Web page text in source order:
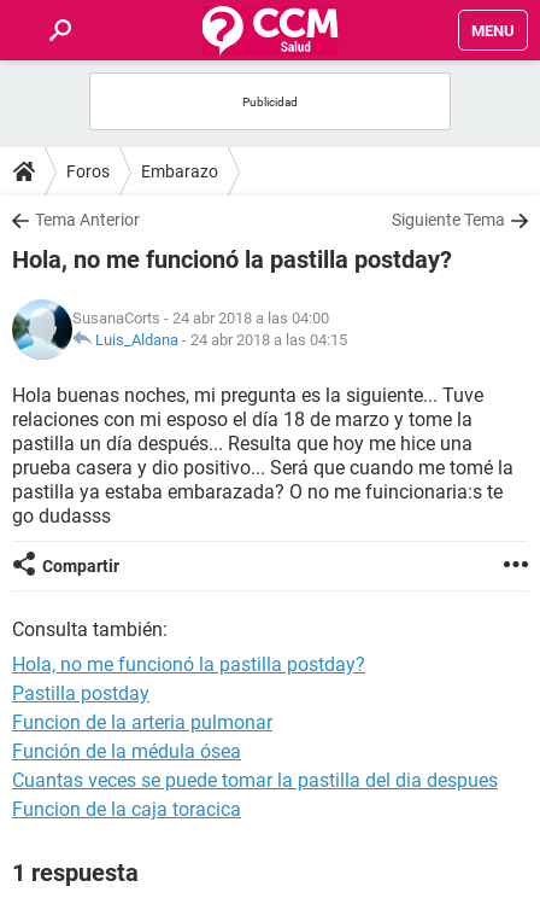
MENU
FOROS
SALUD
FAMILIA
NUTRICIÓN
BIENESTAR
SEXUALIDAD
GLOSARIO
Foros Embarazo
Tema Anterior Siguiente Tema
Hola, no me funcionó la pastilla postday?
SusanaCorts - 24 abr 2018 a las 04:00
Luis_Aldana - 24 abr 2018 a las 04:15
Hola buenas noches, mi pregunta es la siguiente... Tuve
relaciones con mi esposo el día 18 de marzo y tome la
pastilla un día después... Resulta que hoy me hice una
prueba casera y dio positivo... Será que cuando me tomé la
pastilla ya estaba embarazada? O no me fuincionaria:s te
go dudasss
Compartir
Consulta también:
Hola, no me funcionó la pastilla postday?
Pastilla postday
Funcion de la arteria pulmonar
Función de la médula ósea
Cuantas veces se puede tomar la pastilla del dia despues
Funcion de la caja toracica
1 respuesta